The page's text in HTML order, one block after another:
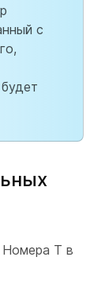
с
T в